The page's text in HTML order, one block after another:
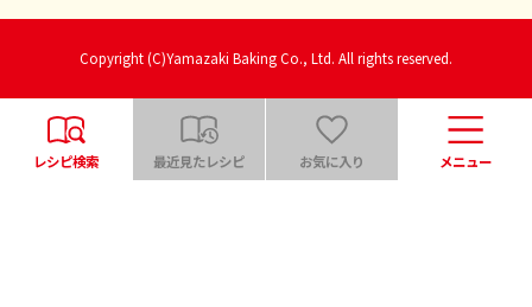
Copyright (C)Yamazaki Baking Co., Ltd. All rights reserved.
レシピ検索 最近見たレシピ お気に入り メニュー